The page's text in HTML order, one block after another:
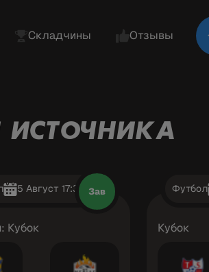
Складчины Отзывы
ИСТОЧНИКА
5 Август 17:30 Зав
Кубок
Футбол
Кубок